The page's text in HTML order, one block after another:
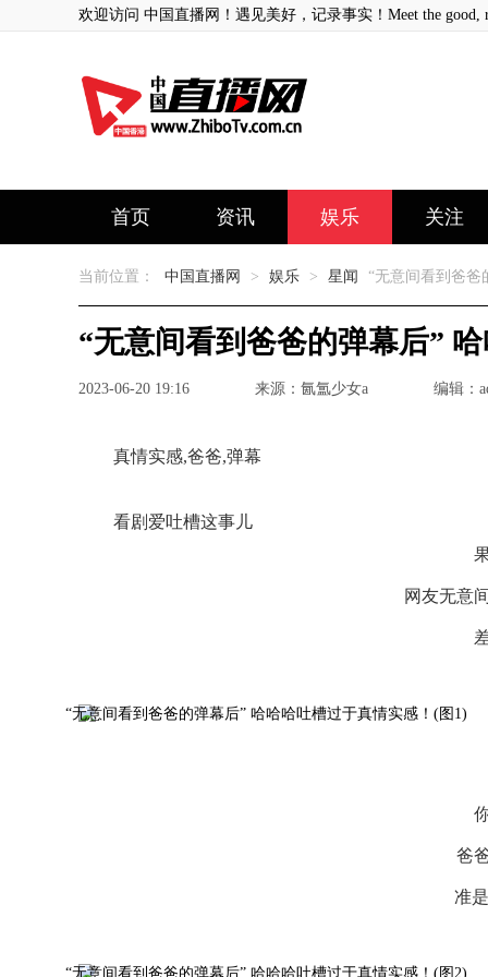
欢迎访问 中国直播网！遇见美好，记录事实！Meet the good,
首页 资讯 娱乐 关注
当前位置： 中国直播网 > 娱乐 > 星闻 “无意间看到爸
“无意间看到爸爸的弹幕后”
2023-06-20 19:16 来源：氤氲少女a 编辑：
真情实感,爸爸,弹幕
看剧爱吐槽这事儿
网友无意
爸
准